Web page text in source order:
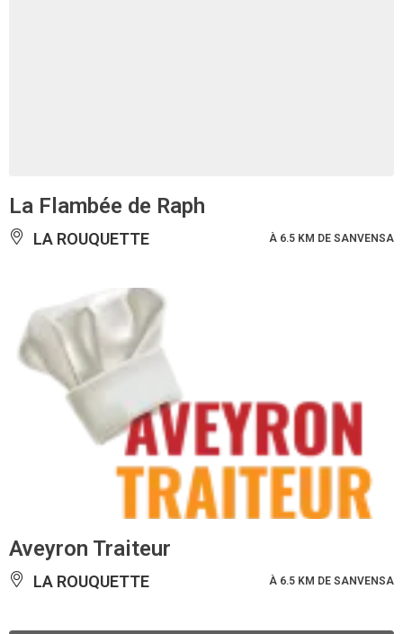
La Flambée de Raph
LA ROUQUETTE À 6.5 KM DE SANVENSA
Aveyron Traiteur
LA ROUQUETTE À 6.5 KM DE SANVENSA